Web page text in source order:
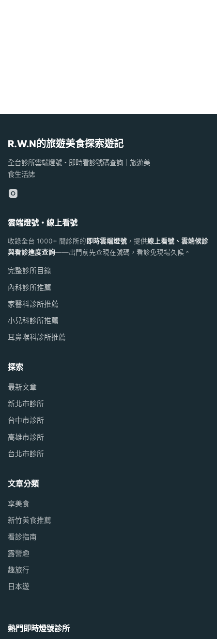
R.W.N的旅遊美食探索遊記
全台診所雲端燈號・即時看診號碼查詢｜旅遊美
食生活誌
雲端燈號・線上看號
收錄全台 1000+ 間診所的即時雲端燈號 ，提供線上看號、雲端候診
與看診進度查詢——出門前先查現在號碼，看診免現場久候。
完整診所目錄
內科診所推薦
家醫科診所推薦
小兒科診所推薦
耳鼻喉科診所推薦
探索
最新文章
新北市診所
台中市診所
高雄市診所
台北市診所
文章分類
享美食
新竹美食推薦
看診指南
露營趣
趣旅行
日本遊
熱門即時燈號診所